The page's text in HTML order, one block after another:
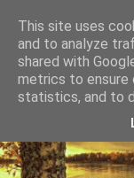
This site uses
and to analyze
shared with
metrics to ensure
statistics, and to